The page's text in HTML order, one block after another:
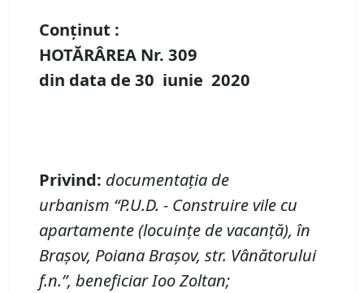
Conținut :
HOTĂRÂREA Nr. 309
din data de 30 iunie 2020
Privind: documentaţia de
urbanism “P.U.D. - Construire vile cu
apartamente (locuinţe de vacanţă), în
Braşov, Poiana Braşov, str. Vânătorului
f.n.”, beneficiarIoo Zoltan;